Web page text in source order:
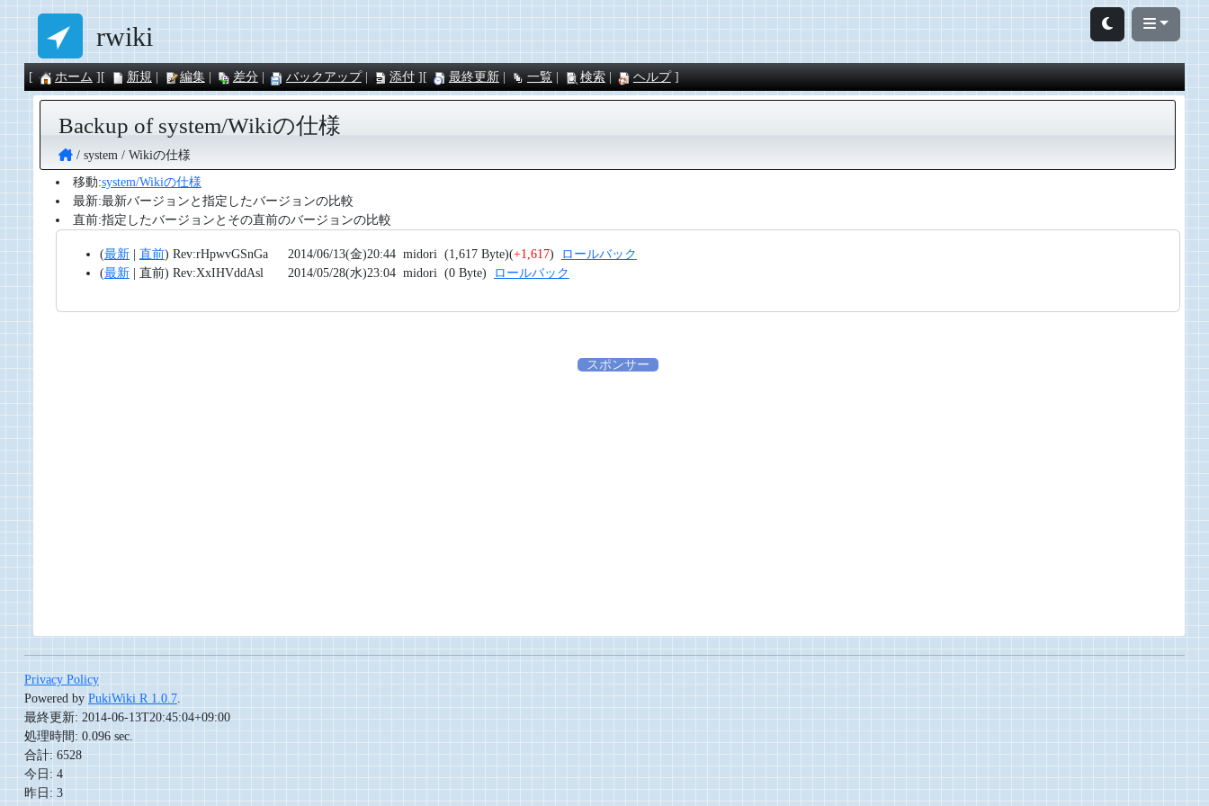
rwiki
ホーム 新規 編集 差分 バックアップ 添付 最終更新 一覧 検索 ヘルプ
Backup of system/Wikiの仕様
system
Wikiの仕様
移動:system/Wikiの仕様
最新:最新バージョンと指定したバージョンの比較
直前:指定したバージョンとその直前のバージョンの比較
(最新 直前) Rev:rHpwvGSnGa 2014/06/13(金)20:44 midori (1,617 Byte)(+1,617)
ロールバック
(最新 直前) Rev:XxIHVddAsl 2014/05/28(水)23:04 midori (0 Byte) ロールバック
スポンサー
Privacy Policy
Powered by PukiWiki R 1.0.7.
最終更新: 2014-06-13T20:45:04+09:00
処理時間: 0.096 sec.
合計: 6528
今日: 4
昨日: 3